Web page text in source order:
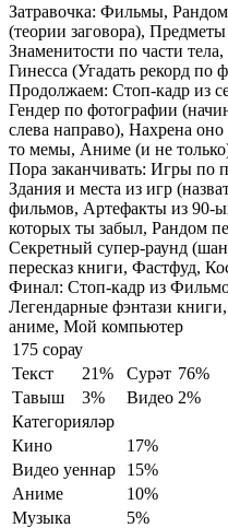
Затравочка: Фильмы,
(теории заговора),
Знаменитости по части
Гинесса (Угадать рекорд по
Продолжаем: Стоп-кадр из
Гендер по фотографии
слева направо), Нахрена
то мемы, Аниме (и не
Пора заканчивать: Игры по
Здания и места из игр
фильмов, Артефакты из 90-
которых ты забыл, Рандом
Секретный супер-раунд
пересказ книги, Фастфуд,
Финал: Стоп-кадр из
Легендарные фэнтази
аниме, Мой компьютер
175 сорау
Текст
21% Сурәт 76%
Тавыш
3% Видео 2%
Категорияләр
Кино
17%
Видео уеннар
15%
Аниме
10%
Музыка
5%